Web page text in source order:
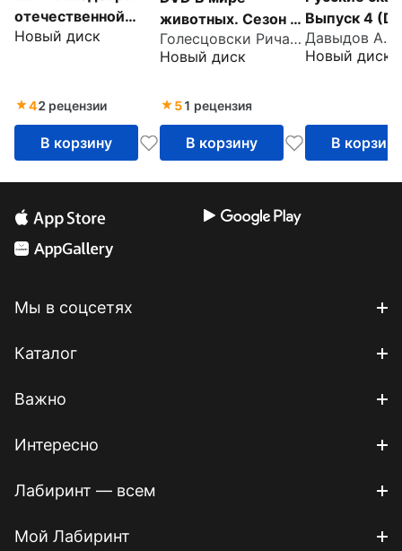
отечественной
мультипликации.
мультики в подарок
Новый диск
42 рецензии
В корзину
животных. Сезон 2.
Серии 1-12
Голесцовски Ричард
Новый диск
51 рецензия
В корзину
Выпуск 4
Давыдов А.
Новый диск
В корзину
Мы в соцсетях
Каталог
Важно
Интересно
Лабиринт — всем
Мой Лабиринт